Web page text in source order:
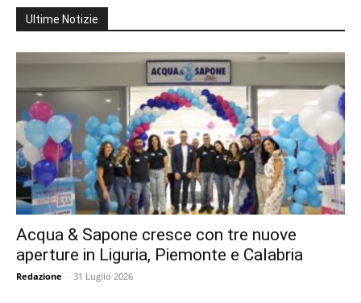
Ultime Notizie
Acqua & Sapone cresce con tre nuove
aperture in Liguria, Piemonte e Calabria
Redazione - 31 Luglio 2026